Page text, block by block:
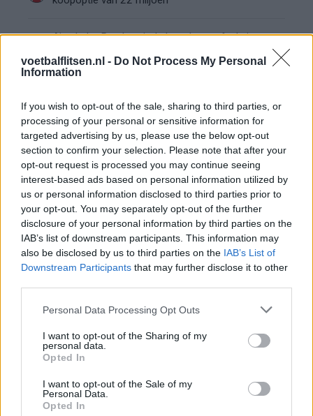
voetbalflitsen.nl - Do Not Process My Personal
Information
If you wish to opt-out of the sale, sharing to third parties, or
processing of your personal or sensitive information for
targeted advertising by us, please use the below opt-out
section to confirm your selection. Please note that after your
opt-out request is processed you may continue seeing
interest-based ads based on personal information utilized by
us or personal information disclosed to third parties prior to
your opt-out. You may separately opt-out of the further
disclosure of your personal information by third parties on the
IAB’s list of downstream participants. This information may
also be disclosed by us to third parties on the IAB’s List of
Downstream Participants that may further disclose it to other
Personal Data Processing Opt Outs
I want to opt-out of the Sharing of my
personal data.
Opted In
I want to opt-out of the Sale of my
Personal Data.
Opted In
Ajax helpt Burnley uit de brand met afgeknipte
Marcos Leonardo laat eerste indruk achter bij
Ajax: 'Hier gaan fans van genieten'
Resterend oefenprogramma Ajax: waar zijn de
duels te zien
Ajax groeit onder Míchel, maar transfermarkt
blijft cruciaal
Shane Kluivert krijgt kans van Flick en begint in
de basis bij FC Barcelona
Servische media vergelijken Ajax-talent Abdellah
Ouazane met Lionel Messi